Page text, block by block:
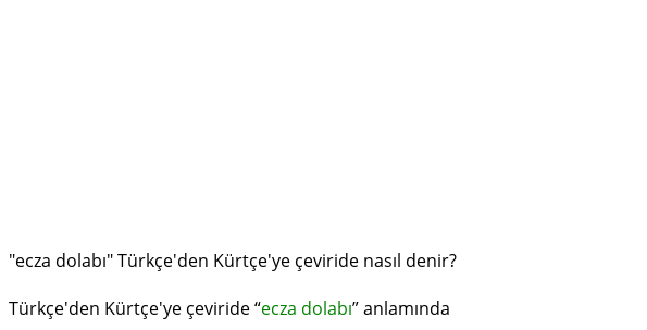
"ecza dolabı" Türkçe'den Kürtçe'ye çeviride nasıl denir?
Türkçe'den Kürtçe'ye çeviride “ecza dolabı” anlamında